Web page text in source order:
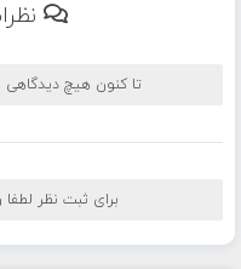
تا کنون هیچ
برای ثبت نظر